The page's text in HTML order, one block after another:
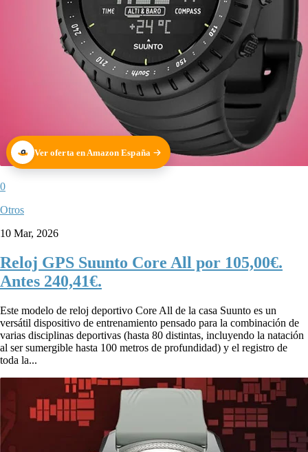
Ver oferta en Amazon España
0
Otros
10 Mar, 2026
Reloj GPS Suunto Core All por 105,00€.
Antes 240,41€.
Este modelo de reloj deportivo Core All de la casa Suunto es un
versátil dispositivo de entrenamiento pensado para la combinación de
varias disciplinas deportivas (hasta 80 distintas, incluyendo la natación
al ser sumergible hasta 100 metros de profundidad) y el registro de
toda la...